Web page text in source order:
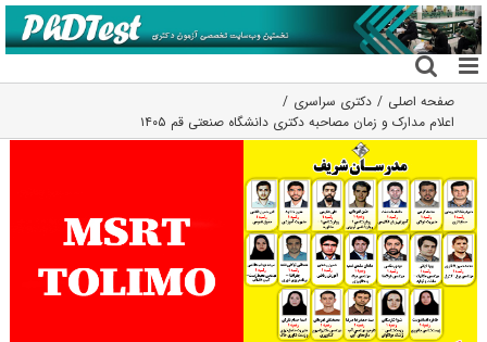
رفتن
به
محتوا
صفحه اصلی
دکتری سراسری
اعلام مدارک و زمان مصاحبه دکتری دانشگاه صنعتی قم ۱۴۰۵